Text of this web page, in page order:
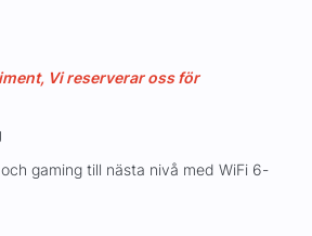
Vi reserverar oss för
gaming till nästa nivå med WiFi 6-